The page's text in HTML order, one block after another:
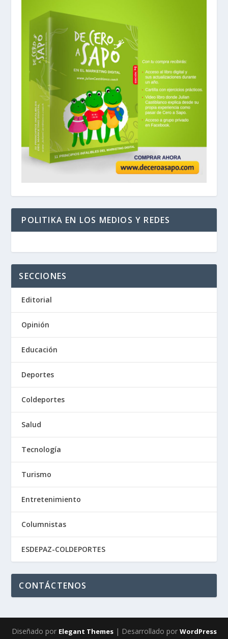
POLITIKA EN LOS MEDIOS Y REDES
SECCIONES
Editorial
Opinión
Educación
Deportes
Coldeportes
Salud
Tecnología
Turismo
Entretenimiento
Columnistas
ESDEPAZ-COLDEPORTES
CONTÁCTENOS
Diseñado por Elegant Themes| Desarrollado por WordPress